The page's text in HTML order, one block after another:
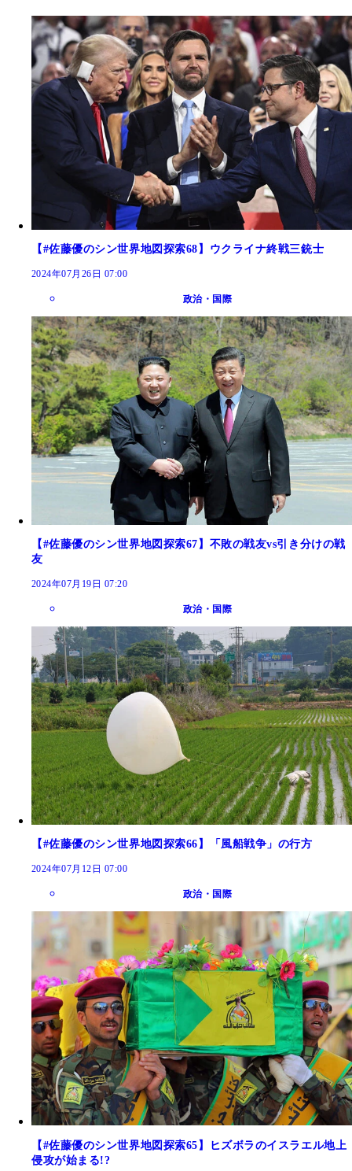
【#佐藤優のシン世界地図探索68】ウクライナ終戦三銃士
2024年07月26日 07:00
政治・国際
【#佐藤優のシン世界地図探索67】不敗の戦友vs引き分けの戦
友
2024年07月19日 07:20
政治・国際
【#佐藤優のシン世界地図探索66】「風船戦争」の行方
2024年07月12日 07:00
政治・国際
【#佐藤優のシン世界地図探索65】ヒズボラのイスラエル地上
侵攻が始まる!?